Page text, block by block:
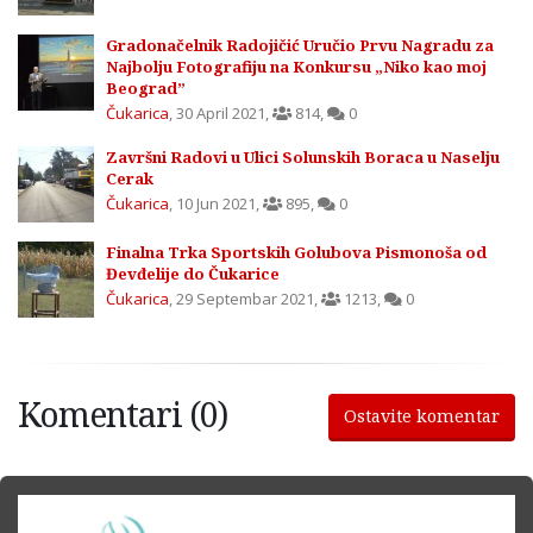
Gradonačelnik Radojičić Uručio Prvu Nagradu za
Najbolju Fotografiju na Konkursu „Niko kao moj
Beograd”
Čukarica 30 April 2021 814, 0
Završni Radovi u Ulici Solunskih Boraca u Naselju
Cerak
Čukarica 10 Jun 2021 895 0
Finalna Trka Sportskih Golubova Pismonoša od
Đevđelije do Čukarice
Čukarica 29 Septembar 2021 1213 0
Komentari (0) Ostavite komentar